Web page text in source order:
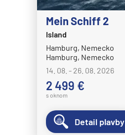
Mein Schiff 2
Island
Hamburg, Nemecko
Hamburg, Nemecko
14. 08. - 26. 08. 2026
2 499 €
s oknom
Detail plavby